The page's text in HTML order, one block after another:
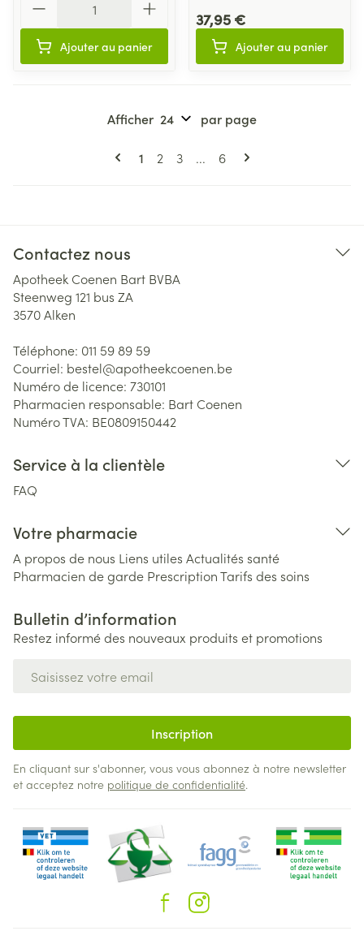
Ajouter au panier
37,95 €
Ajouter au panier
Pages
Vous lisez actuellement la page
1 Page
2 Page
3 ... Page
6
Afficher par page
Contactez nous
Apotheek Coenen Bart BVBA
Steenweg 121 bus ZA
3570Alken
Téléphone: 011 59 89 59
Courriel: bestel@apotheekcoenen.be
Numéro de licence: 730101
Pharmacien responsable: Bart Coenen
Numéro TVA: BE0809150442
Service à la clientèle
FAQ
Votre pharmacie
A propos de nous Liens utiles Actualités santé
Pharmacien de garde PrescriptionTarifs des soins
Bulletin d’information
Restez informé des nouveaux produits et promotions
Inscription
En cliquant sur s'abonner, vous vous abonnez à notre newsletter
et acceptez notre politique de confidentialité.